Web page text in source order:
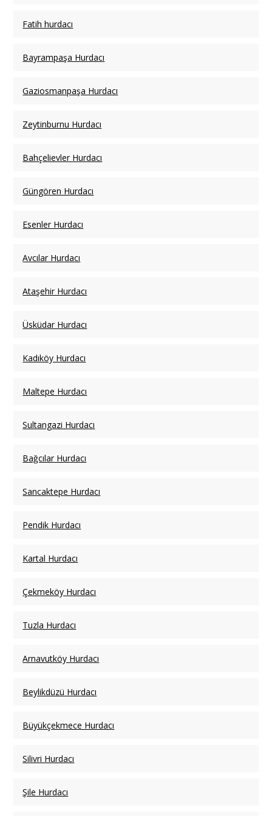
Fatih hurdacı
Bayrampaşa Hurdacı
Gaziosmanpaşa Hurdacı
Zeytinburnu Hurdacı
Bahçelievler Hurdacı
Güngören Hurdacı
Esenler Hurdacı
Avcılar Hurdacı
Ataşehir Hurdacı
Üsküdar Hurdacı
Kadıköy Hurdacı
Maltepe Hurdacı
Sultangazi Hurdacı
Bağcılar Hurdacı
Sancaktepe Hurdacı
Pendik Hurdacı
Kartal Hurdacı
Çekmeköy Hurdacı
Tuzla Hurdacı
Arnavutköy Hurdacı
Beylikdüzü Hurdacı
Büyükçekmece Hurdacı
Silivri Hurdacı
Şile Hurdacı